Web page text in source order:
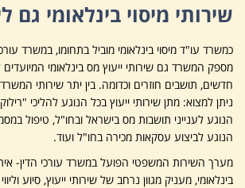
שירותי מיסוי בינלאומי גם
כמשרד עו"ד מיסוי בינלאומי מוביל בתחומו, במשרד
מספק המשרד גם שירותי ייעוץ מס בינלאומי המיועדים
חדשים, תושבים חוזרים וכדומה. בין יתר שירותי
ניתן למצוא: מתן שירותי ייעוץ בכל הנוגע להליכי
הנוגע לענייני תושבות מס בישראל ובחו"ל, טיפול
הנוגע לביצוע עסקאות מכירה בחו"ל ועוד.
מערך השירות המשפטי הפועל במשרד עורכי הדין-
בינלאומי, מעניק מגוון נרחב של שירותי ייעוץ, סיוע